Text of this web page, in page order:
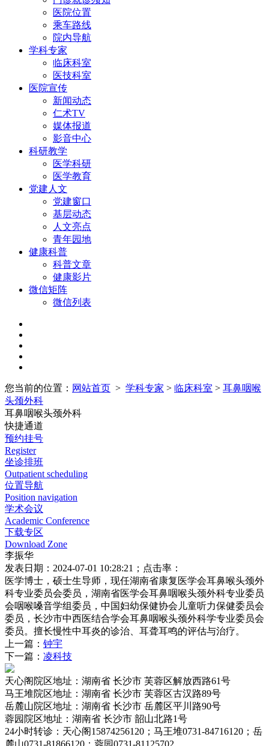
医院位置
乘车路线
院内导航
学科专家
临床科室
医技科室
医院宣传
新闻动态
仁术TV
媒体报道
影音中心
科研教学
医学科研
医学教育
党建人文
党建窗口
基层动态
人文亮点
青年园地
健康科普
科普文章
健康影片
微信矩阵
微信列表
您当前的位置： 网站首页 > 学科专家 > 临床科室 > 耳鼻咽喉
头颈外科
耳鼻咽喉头颈外科
快捷通道
预约挂号
Register
坐诊排班
Outpatient scheduling
位置导航
Position navigation
学术会议
Academic Conference
下载专区
Download Zone
李振华
发表日期：2024-07-01 10:28:21；点击率：
医学博士，硕士生导师，现任湖南省康复医学会耳鼻喉头颈外
科专业委员会委员，湖南省医学会耳鼻咽喉头颈外科专业委员
会咽喉嗓音学组委员，中国妇幼保健协会儿童听力保健委员会
委员，长沙市中西医结合学会耳鼻咽喉头颈外科学专业委员会
委员。擅长慢性中耳炎的诊治、耳聋耳鸣的评估与治疗。
上一篇： 钟宇
下一篇： 凌科技
天心阁院区地址：湖南省 长沙市 芙蓉区解放西路61号
马王堆院区地址：湖南省 长沙市 芙蓉区古汉路89号
岳麓山院区地址：湖南省 长沙市 岳麓区平川路90号
蓉园院区地址：湖南省 长沙市 韶山北路1号
24小时转诊 ：天心阁15874256120；马王堆0731-84716120；岳
麓山0731-81866120；蓉园0731-81125702